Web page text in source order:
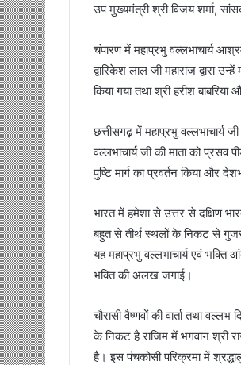
उप मुख्यमंत्री श्री विजय शर्मा,
चंपारण में महाप्रभु वल्लभाचार्य
द्वारिकेश लाल जी महाराज द्वारा
किया गया तथा श्री हरीश बाबरिया
छत्तीसगढ़ में महाप्रभु वल्लभाचार्य
वल्लभाचार्य जी की माता को प्रसव
पुष्टि मार्ग का प्रवर्तन किया और
भारत में हमेशा से उत्तर से दक्षिण
बहुत से तीर्थ स्थलों के निकट से
यह महाप्रभु वल्लभाचार्य एवं भक्ति
भक्ति की अलख जगाई।
चौरासी वैष्णवों की वार्ता तथा
के निकट है राजिम में भगवान श्री
है। इस पंचकोसी परिक्रमा में